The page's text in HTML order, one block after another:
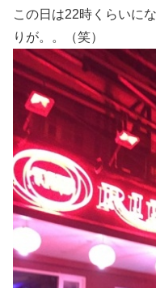
この日は22時くらいに
りが。。（笑）